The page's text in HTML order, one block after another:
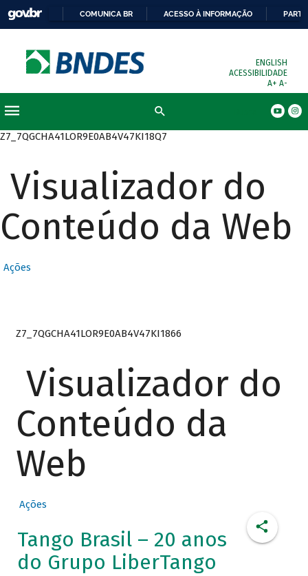
COMUNICA BR ACESSO À INFORMAÇÃO
ENGLISH
ACESSIBILIDADE
A+ A-
Z7_7QGCHA41LOR9E0AB4V47KI18Q7
Visualizador do
Conteúdo da Web
Ações
Z7_7QGCHA41LOR9E0AB4V47KI1866
Visualizador do
Conteúdo da
Web
Ações
Tango Brasil – 20 anos
do Grupo LiberTango